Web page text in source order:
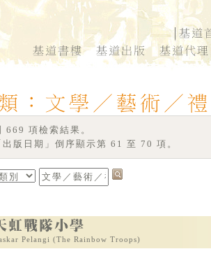
669 項檢索結果。
出版日期」倒序顯示第 61 至 70 項。
Pelangi (The Rainbow Troops)